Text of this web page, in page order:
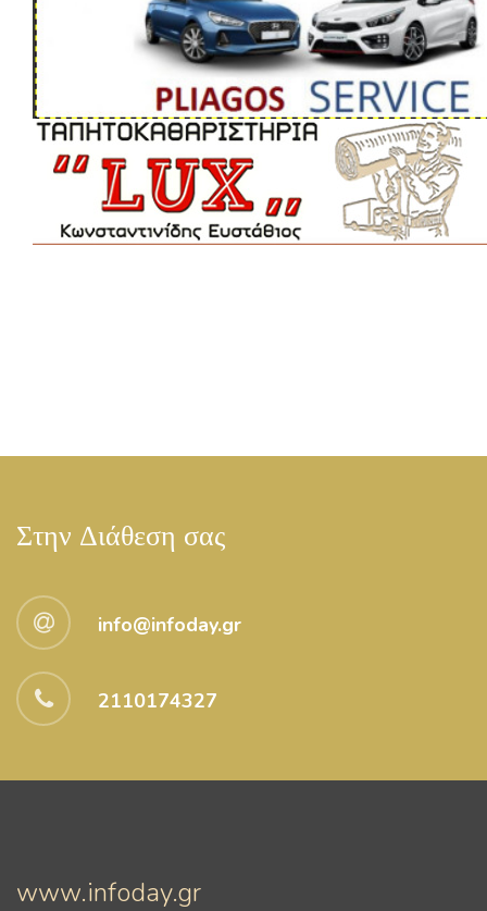
Στην Διάθεση σας
info@infoday.gr
2110174327
www.infoday.gr